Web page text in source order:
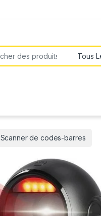
Scanner de codes-barres